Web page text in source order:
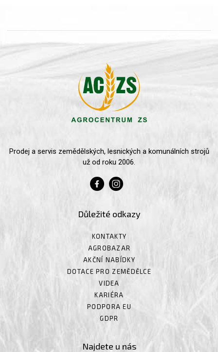
Prodej a servis zemědělských, lesnických a komunálních strojů
už od roku 2006.
Důležité odkazy
KONTAKTY
AGROBAZAR
AKČNÍ NABÍDKY
DOTACE PRO ZEMĚDĚLCE
VIDEA
KARIÉRA
PODPORA EU
GDPR
Najdete u nás